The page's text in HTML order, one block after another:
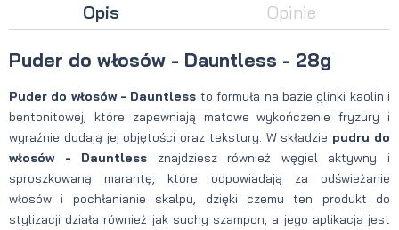
Opis Opinie
Puder do włosów - Dauntless - 28g
Puder do włosów - Dauntless to formuła na bazie glinki kaolin i
bentonitowej, które zapewniają matowe wykończenie fryzury i
wyraźnie dodają jej objętości oraz tekstury. W składzie pudru do
włosów - Dauntless znajdziesz również węgiel aktywny i
sproszkowaną marantę, które odpowiadają za odświeżanie
włosów i pochłanianie skalpu, dzięki czemu ten produkt do
stylizacji działa również jak suchy szampon, a jego aplikacja jest